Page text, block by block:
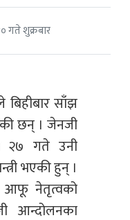
गते शुक्रबार
बिहीबार साँझ
छन् । जेनजी
२७ गते उनी
भएकी हुन् ।
आफू नेतृत्वको
आन्दोलनका